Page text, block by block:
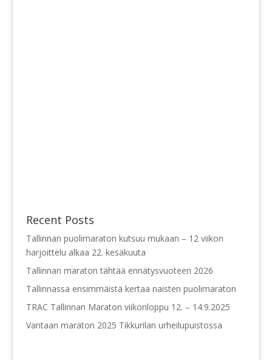
Recent Posts
Tallinnan puolimaraton kutsuu mukaan – 12 viikon
harjoittelu alkaa 22. kesäkuuta
Tallinnan maraton tähtää ennätysvuoteen 2026
Tallinnassa ensimmäistä kertaa naisten puolimaraton
TRAC Tallinnan Maraton viikonloppu 12. – 14.9.2025
Vantaan maraton 2025 Tikkurilan urheilupuistossa